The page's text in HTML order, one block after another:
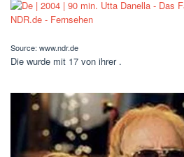
Source: www.ndr.de
Die wurde mit 17 von ihrer .